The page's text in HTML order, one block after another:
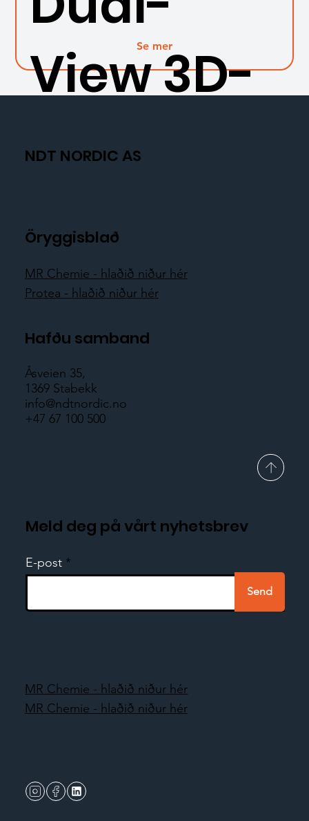
View 3D-
måling
Se mer
NDT NORDIC AS
Öryggisblað
MR Chemie - hlaðið niður hér
Protea - hlaðið niður hér
Hafðu samband
Åsveien 35,
1369 Stabekk
info@ndtnordic.no
+47 67 100 500
Meld deg på vårt nyhetsbrev
E-post
Send
MR Chemie - hlaðið niður hér
MR Chemie - hlaðið niður hér